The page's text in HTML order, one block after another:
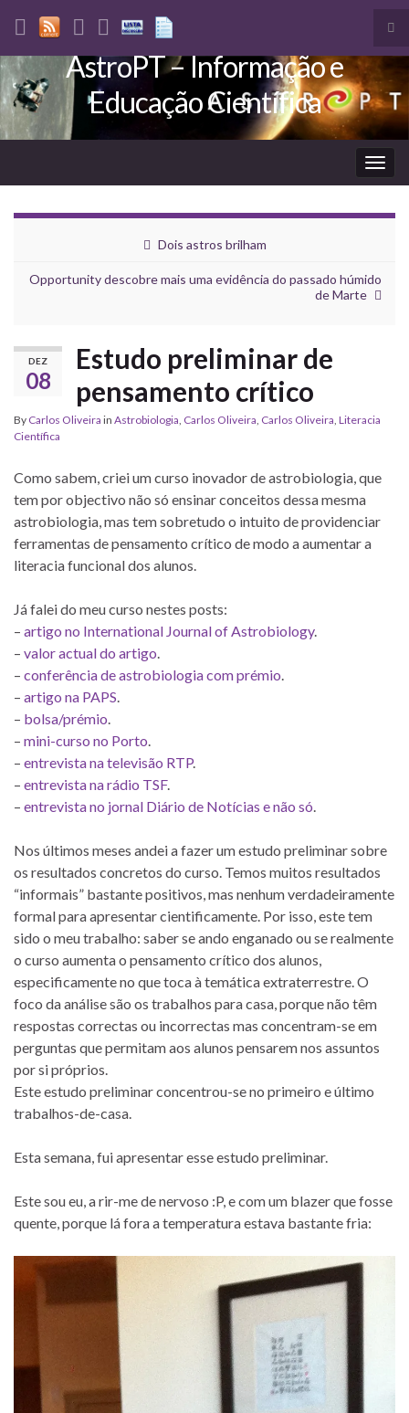
Search for:
AstroPT – Informação e
Educação Científica
Dois astros brilham
Opportunity descobre mais uma evidência do passado húmido
de Marte
DEZ
08
Estudo preliminar de
pensamento crítico
By Carlos Oliveira in Astrobiologia, Carlos Oliveira, Carlos Oliveira, Literacia
Científica
Como sabem, criei um curso inovador de astrobiologia, que
tem por objectivo não só ensinar conceitos dessa mesma
astrobiologia, mas tem sobretudo o intuito de providenciar
ferramentas de pensamento crítico de modo a aumentar a
literacia funcional dos alunos.
Já falei do meu curso nestes posts:
– artigo no International Journal of Astrobiology.
– valor actual do artigo.
– conferência de astrobiologia com prémio.
– artigo na PAPS.
– bolsa/prémio.
– mini-curso no Porto.
– entrevista na televisão RTP.
– entrevista na rádio TSF.
– entrevista no jornal Diário de Notícias e não só.
Nos últimos meses andei a fazer um estudo preliminar sobre
os resultados concretos do curso. Temos muitos resultados
“informais” bastante positivos, mas nenhum verdadeiramente
formal para apresentar cientificamente. Por isso, este tem
sido o meu trabalho: saber se ando enganado ou se realmente
o curso aumenta o pensamento crítico dos alunos,
especificamente no que toca à temática extraterrestre. O
foco da análise são os trabalhos para casa, porque não têm
respostas correctas ou incorrectas mas concentram-se em
perguntas que permitam aos alunos pensarem nos assuntos
por si próprios.
Este estudo preliminar concentrou-se no primeiro e último
trabalhos-de-casa.
Esta semana, fui apresentar esse estudo preliminar.
Este sou eu, a rir-me de nervoso :P, e com um blazer que fosse
quente, porque lá fora a temperatura estava bastante fria: